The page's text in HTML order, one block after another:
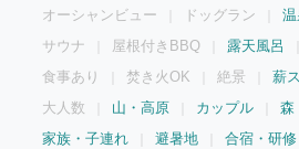
オーシャンビュー
ドッグラン 温
サウナ
屋根付きBBQ 露天風呂
食事あり
焚き火OK 絶景
薪
大人数
山・高原 カップル 森
家族・子連れ
避暑地 合宿・研修